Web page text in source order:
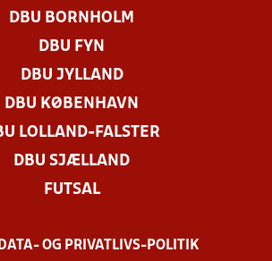
DBU BORNHOLM
DBU FYN
DBU JYLLAND
DBU KØBENHAVN
LOLLAND-FALSTER
DBU SJÆLLAND
FUTSAL
OG PRIVATLIVS-POLITIK